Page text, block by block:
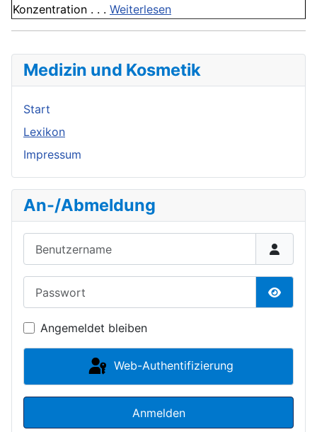
Konzentration . . . Weiterlesen
Medizin und Kosmetik
Start
Lexikon
Impressum
An-/Abmeldung
Angemeldet bleiben
Web-Authentifizierung
Anmelden